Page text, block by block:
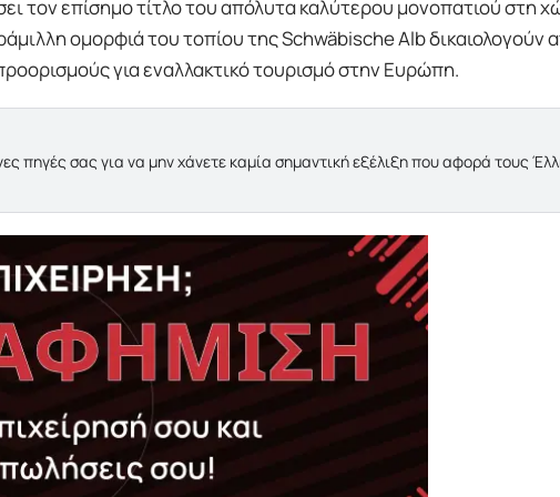
τον επίσημο τίτλο του απόλυτα καλύτερου μονοπατιού στη
ομορφιά του τοπίου της Schwäbische Alb δικαιολογούν
για εναλλακτικό τουρισμό στην Ευρώπη.
πηγές σας για να μην χάνετε καμία σημαντική εξέλιξη που αφορά τους